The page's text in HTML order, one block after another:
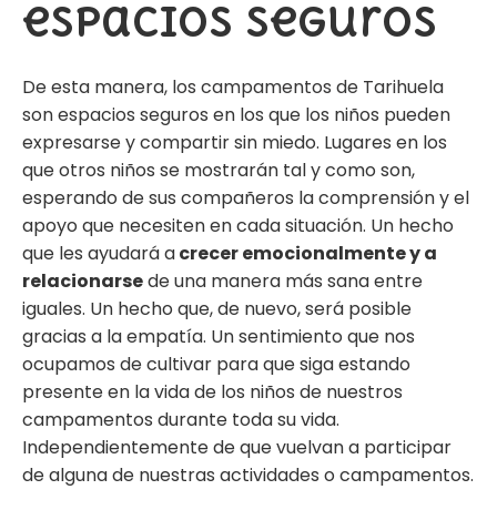
espacios seguros
De esta manera, los campamentos de Tarihuela
son espacios seguros en los que los niños pueden
expresarse y compartir sin miedo. Lugares en los
que otros niños se mostrarán tal y como son,
esperando de sus compañeros la comprensión y el
apoyo que necesiten en cada situación. Un hecho
que les ayudará acrecer emocionalmente y a
relacionarsede una manera más sana entre
iguales. Un hecho que, de nuevo, será posible
gracias a la empatía. Un sentimiento que nos
ocupamos de cultivar para que siga estando
presente en la vida de los niños de nuestros
campamentos durante toda su vida.
Independientemente de que vuelvan a participar
de alguna de nuestras actividades o campamentos.